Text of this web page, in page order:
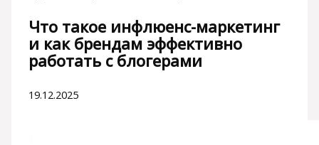
Что такое инфлюенс-маркетинг
и как брендам эффективно
работать с блогерами
19.12.2025